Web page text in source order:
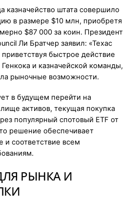
казначейство штата совершило
в размере $10 млн, приобретя
$87 000 за коин. Президент
Ли Братчер заявил: «Техас
быстрое действие
и казначейской команды,
рыночные возможности.
в будущем перейти на
активов, текущая покупка
популярный спотовый ETF от
решение обеспечивает
и соответствие всем
РЫНКА И